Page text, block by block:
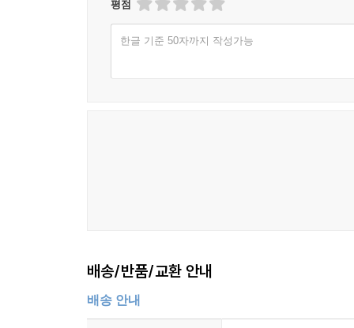
평점
한글 기준 50자까지 작성가능
배송/반품/교환 안내
배송 안내